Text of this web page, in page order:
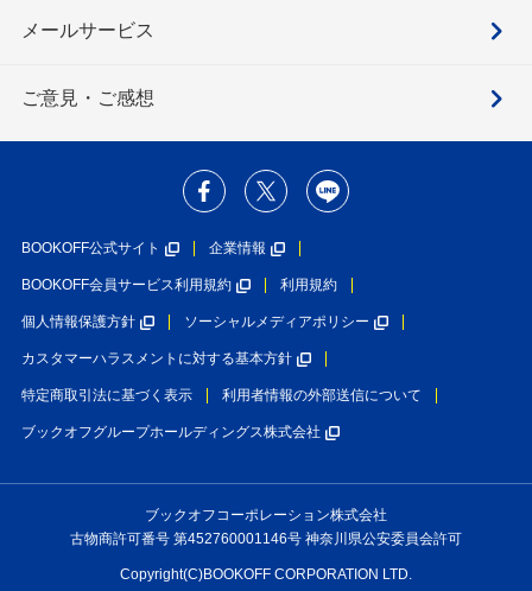
メールサービス
ご意見・ご感想
BOOKOFF公式サイト 企業情報
BOOKOFF会員サービス利用規約 利用規約
個人情報保護方針 ソーシャルメディアポリシー
カスタマーハラスメントに対する基本方針
特定商取引法に基づく表示 利用者情報の外部送信について
ブックオフグループホールディングス株式会社
ブックオフコーポレーション株式会社
古物商許可番号 第452760001146号 神奈川県公安委員会許可
Copyright(C)BOOKOFF CORPORATION LTD.